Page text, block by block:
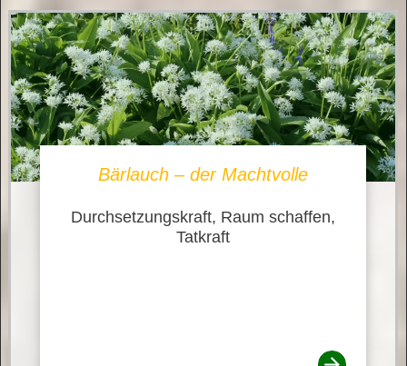
Bärlauch – der Machtvolle
Durchsetzungskraft, Raum schaffen,
Tatkraft